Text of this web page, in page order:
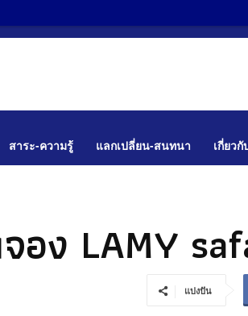
สาระ-ความรู้ แลกเปลี่ยน-สนทนา เกี่ยวกั
อง LAMY
แบ่งปัน